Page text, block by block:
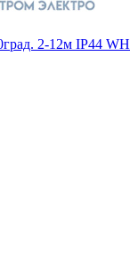
2-12м IP44 WH